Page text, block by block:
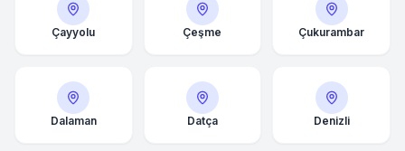
Çayyolu Çeşme Çukurambar
Dalaman Datça Denizli